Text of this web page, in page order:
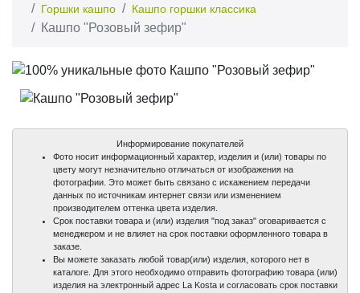
Горшки кашпо
Кашпо горшки классика
Кашпо "Розовый зефир"
Информирование покупателей
Фото носит информационный характер, изделия и (или) товары по
цвету могут незначительно отличаться от изображения на
фотографии. Это может быть связано с искажением передачи
данных по источникам интернет связи или изменением
производителем оттенка цвета изделия.
Срок поставки товара и (или) изделия "под заказ" оговаривается с
менеджером и не влияет на срок поставки оформленного товара в
заказе.
Вы можете заказать любой товар(или) изделия, которого нет в
каталоге. Для этого необходимо отправить фотографию товара (или)
изделия на электронный адрес La Kosta и согласовать срок поставки